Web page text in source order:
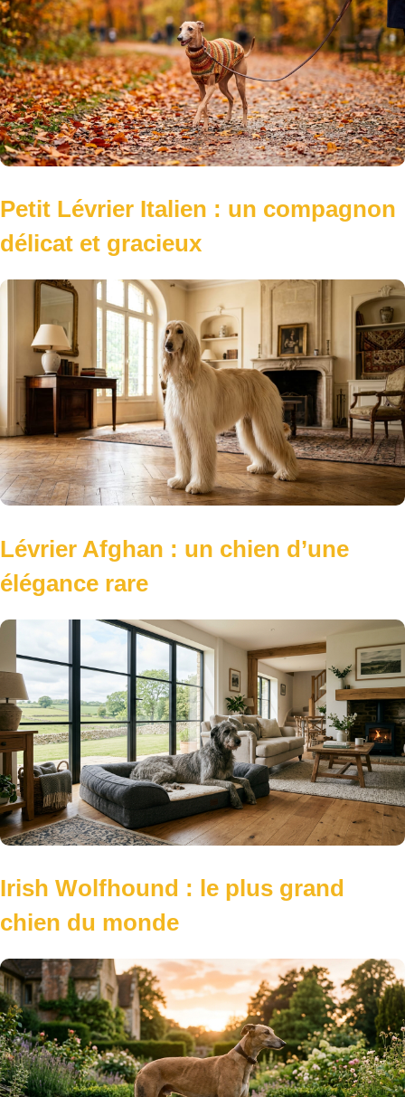
Petit Lévrier Italien : un compagnon
délicat et gracieux
Lévrier Afghan : un chien d’une
élégance rare
Irish Wolfhound : le plus grand
chien du monde